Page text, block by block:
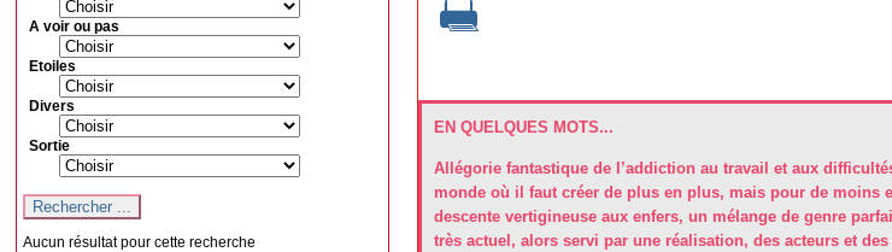
EN QUELQUES MOTS...
Allégorie fantastique de l’addiction au travail et aux
monde où il faut créer de plus en plus, mais pour de moins
descente vertigineuse aux enfers, un mélange de genre
très actuel, alors servi par une réalisation, des acteurs et
A voir ou pas
Etoiles
Divers
Sortie
Aucun résultat pour cette recherche